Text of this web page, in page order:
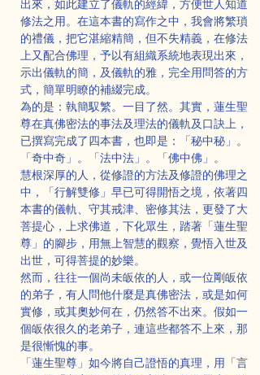
出來，如此建立了儀軌的經緯，方便世人知道
修法之用。在這本書的寫作之中，我會將繁瑣
的禮儀，把它湛縮精簡，但不失精義，在修法
上又配合佛理，予以有組織系統地表現出來，
示出儀軌的簡，及儀軌的雅，完全用問答的方
式，簡單明瞭的補綴完成。
為的是：執簡馭繁。一目了然。其實，蓮生聖
尊在真佛密法的事法及理法的儀軌及口訣上，
已撰寫完成了四本書，也即是：「秘中秘」。
「奇中奇」。「法中法」。「佛中佛」。
慧根深厚的人，從修證的方法及修證的佛理之
中，「行解雙修」早已可得開悟之境，依著四
本書的儀軌、守其戒津、密修其法，更發了大
菩提心，上求佛道，下化眾生，踏著「蓮生聖
尊」的腳步，用無上智慧的觀察，覺悟入世及
出世，可得菩提的妙樂。
然而，往往一個尚未皈依的人，或一位剛皈依
的弟子，有人問他什麼是真佛密法，或是如何
實修，或其奧妙何在，仍然答不出來。假如一
個皈依很久的老弟子，連這些都答不上來，那
是很慚愧的事。
「蓮生聖尊」如今將自己證悟的真理，用「言